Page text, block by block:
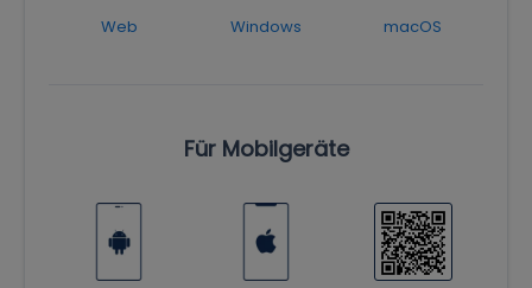
Web Windows macOS
Für Mobilgeräte